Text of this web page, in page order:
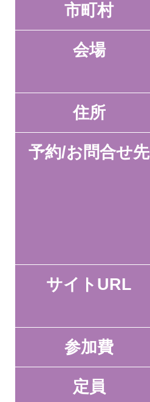
市町村
会場
住所
予約/お問合せ先
サイトURL
参加費
定員